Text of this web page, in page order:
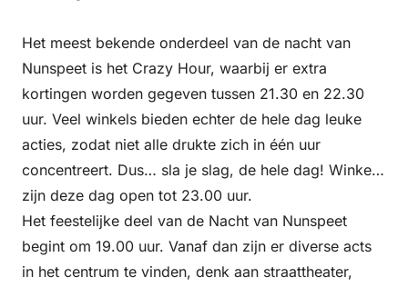
Het meest bekende onderdeel van de nacht van
Nunspeet is het Crazy Hour, waarbij er extra
kortingen worden gegeven tussen 21.30 en 22.30
uur. Veel winkels bieden echter de hele dag leuke
acties, zodat niet alle drukte zich in één uur
concentreert. Dus… sla je slag, de hele dag! Winkels
zijn deze dag open tot 23.00 uur.
Het feestelijke deel van de Nacht van Nunspeet
begint om 19.00 uur. Vanaf dan zijn er diverse acts
in het centrum te vinden, denk aan straattheater,